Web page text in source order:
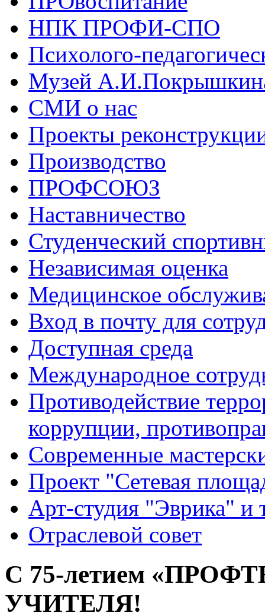
НПК ПРОФИ-СПО
Психолого-
Музей
СМИ о нас
Проекты
Производство
ПРОФСОЮЗ
Наставничество
Студенческий
Независимая оценка
Медицинское
Вход в почту для
Доступная среда
Международное
Противодействие
коррупции,
Современные
Проект "Сетевая
Арт-студия "Эврика" и
Отраслевой совет
С 75-летием
УЧИТЕЛЯ!